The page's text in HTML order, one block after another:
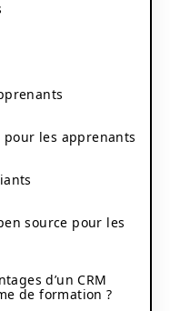
les apprenants
source pour les
d’un CRM
de formation ?